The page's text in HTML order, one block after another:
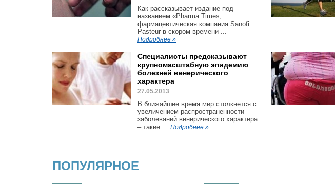
Как рассказывает издание под
названием «Pharma Times,
фармацевтическая компания Sanofi
Pasteur в скором времени ...
Подробнее »
Специалисты предсказывают
крупномасштабную эпидемию
болезней венерического
характера
27.05.2013
В ближайшее время мир столкнется с
увеличением распространенности
заболеваний венерического характера
– такие ... Подробнее »
ПОПУЛЯРНОЕ